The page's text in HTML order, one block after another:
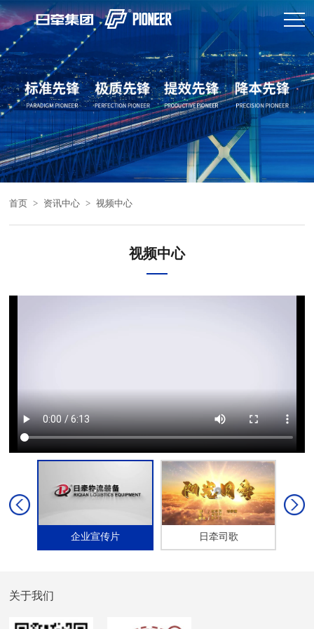
首页 > 资讯中心 > 视频中心
视频中心
企业宣传片 日牵司歌
关于我们